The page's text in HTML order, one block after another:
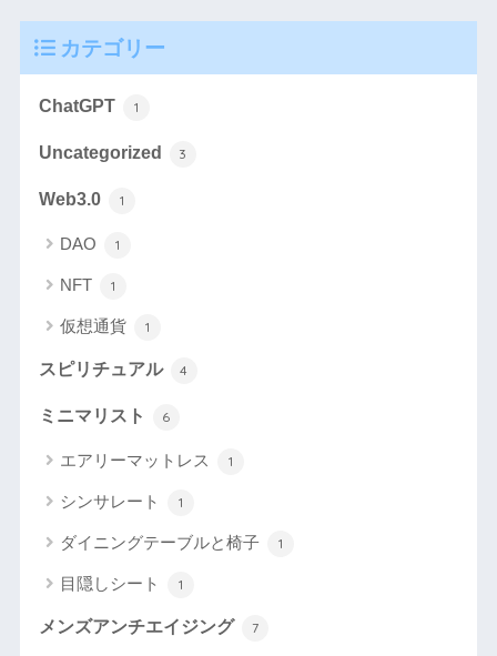
カテゴリー
ChatGPT 1
Uncategorized 3
Web3.0 1
DAO 1
NFT 1
仮想通貨 1
スピリチュアル 4
ミニマリスト 6
エアリーマットレス 1
シンサレート 1
ダイニングテーブルと椅子 1
目隠しシート 1
メンズアンチエイジング 7